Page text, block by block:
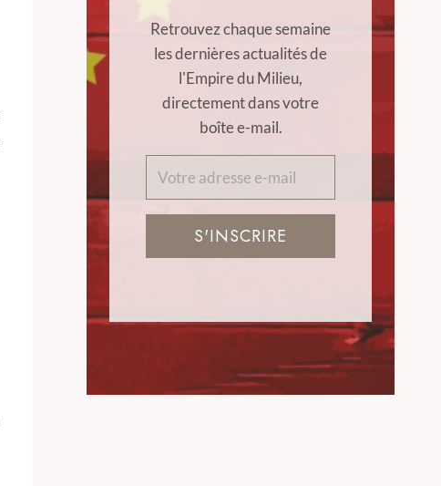
Retrouvez chaque semaine
les dernières actualités de
l'Empire du Milieu,
directement dans votre
boîte e-mail.
S'INSCRIRE